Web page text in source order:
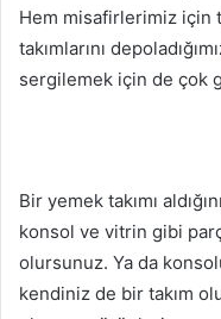
Hem misafirlerimiz için
takımlarını
sergilemek için de çok
Bir yemek takımı
konsol ve vitrin gibi
olursunuz. Ya da
kendiniz de bir takım